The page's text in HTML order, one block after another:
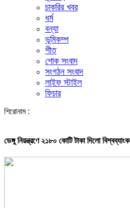
চাকরির খবর
ধর্ম
বন্যা
ভূমিকম্প
শীত
শোক সংবাদ
সংগঠন সংবাদ
লাইফ স্টাইল
ফিচার
শিরোনাম :
ডেঙ্গু নিয়ন্ত্রণে ২১৮০ কোটি টাকা দিলো বিশ্বব্যাংক